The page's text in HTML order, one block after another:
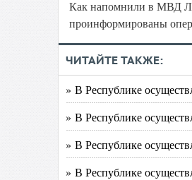
Как напомнили в МВД
проинформированы
ЧИТАЙТЕ ТАКЖЕ:
» В Республике
» В Республике
» В Республике
» В Республике